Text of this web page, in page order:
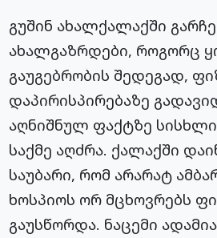
გუშინ ახალქალაქში
ახალგაზრდები, როგორც
გაუგებრობის შედეგად,
დაპირისპირებაზე
აღნიშნულ ფაქტზე
საქმე აღძრა. ქალაქში
საუბარი, რომ არარატ
ხოსპიოს ორ მცხოვრებს
გაუსწორდა. ნაცემი